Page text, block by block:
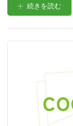
続きを読む